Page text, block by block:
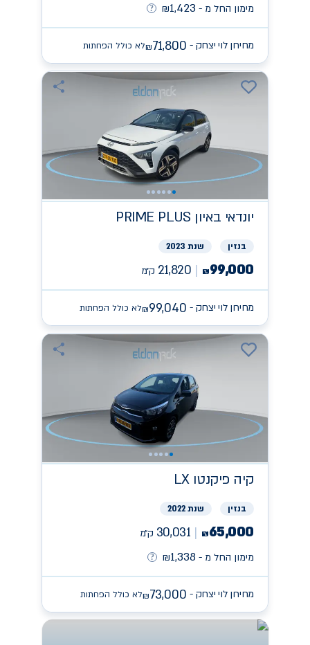
מימון החל מ -
₪1,423
מחירון לוי יצחק - ₪71,800 לא כולל הפחתות
יונדאי PRIME PLUS באיון
בנזין שנת 2023
₪99,000
21,820 ק״מ
מחירון לוי יצחק - ₪99,040 לא כולל הפחתות
קיה פיקנטו LX
בנזין שנת 2022
₪65,000
30,031 ק״מ
מימון החל מ -
₪1,338
מחירון לוי יצחק - ₪73,000 לא כולל הפחתות